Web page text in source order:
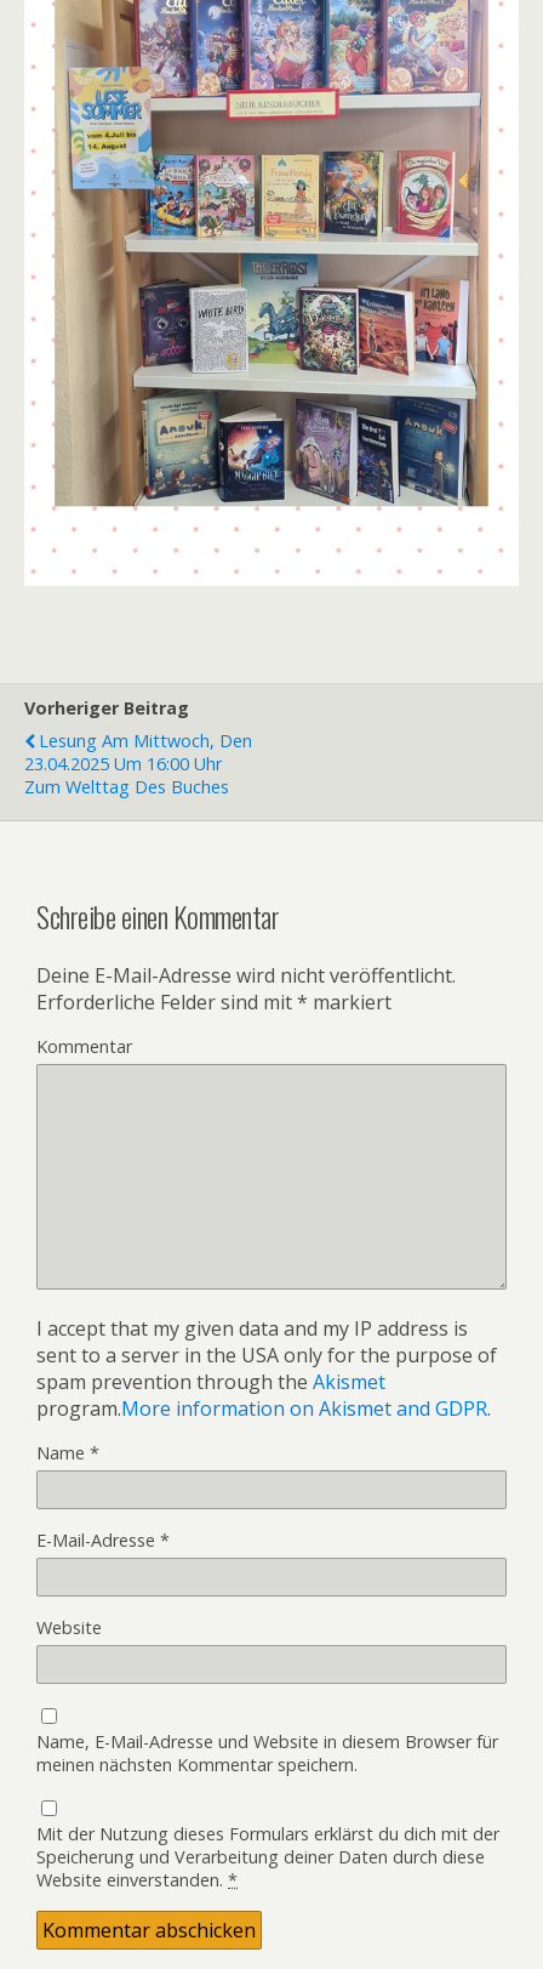
Vorheriger Beitrag
Lesung Am Mittwoch, Den
23.04.2025 Um 16:00 Uhr
Zum Welttag Des Buches
Schreibe einen Kommentar
Deine E-Mail-Adresse wird nicht veröffentlicht.
Erforderliche Felder sind mit* markiert
Kommentar
I accept that my given data and my IP address is
sent to a server in the USA only for the purpose of
spam prevention through the Akismet
program.More information on Akismet and GDPR.
Name *
E-Mail-Adresse *
Website
Name, E-Mail-Adresse und Website in diesem Browser für
meinen nächsten Kommentar speichern.
Mit der Nutzung dieses Formulars erklärst du dich mit der
Speicherung und Verarbeitung deiner Daten durch diese
Website einverstanden. *